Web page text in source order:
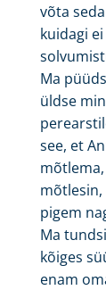
võta
kuidagi
Ma
üldse
see, et
mõtlesin,
pigem
Ma
kõiges
enam